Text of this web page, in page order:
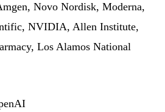
Novo Nordisk, Moderna,
NVIDIA, Allen Institute,
Los Alamos National